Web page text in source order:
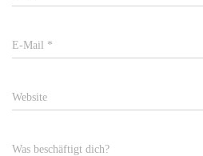
E-Mail *
Website
Was beschäftigt dich?